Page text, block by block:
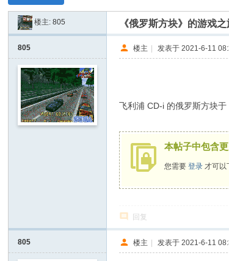
玩
楼主:805 《俄罗斯方块》的游戏之
805 楼主 | 发表于 2021-6-11
飞利浦 CD-i 的俄罗斯方块
本帖子中包含
您需要登录 才可以
回复
805 楼主 | 发表于 2021-6-11